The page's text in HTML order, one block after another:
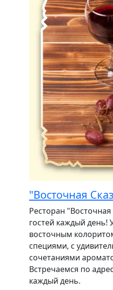
"Восточная
Ресторан "Восточная
гостей каждый
восточным
специями, с
сочетаниями
Встречаемся по
каждый день.